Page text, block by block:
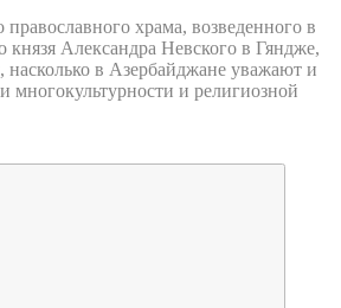
православного храма, возведенного в
князя Александра Невского в Гяндже,
насколько в Азербайджане уважают и
многокультурности и религиозной